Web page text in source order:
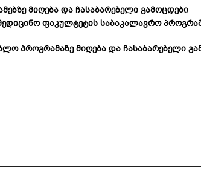
მიღება და ჩასაბარებელი გამოცდები
ფაკულტეტის საბაკალავრო
პროგრამაზე მიღება და ჩასაბარებელი